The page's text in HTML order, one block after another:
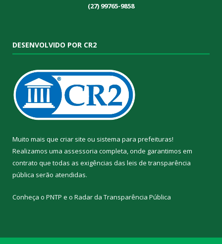
(27) 99765-9858
DESENVOLVIDO POR CR2
Muito mais que criar site ou sistema para prefeituras!
Realizamos uma assessoria completa, onde garantimos em
contrato que todas as exigências das leis de transparência
pública serão atendidas.
Conheça o PNTP e o Radar da Transparência Pública